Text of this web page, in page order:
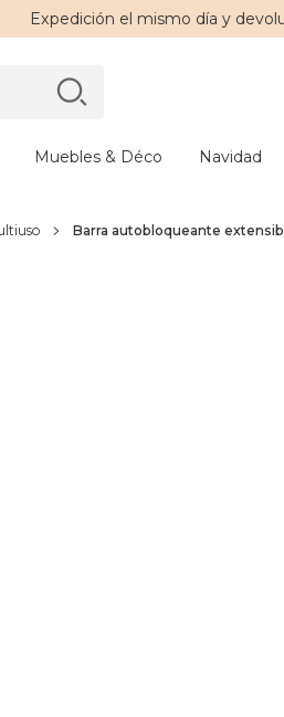
Expedición el mismo día y
Muebles & Déco Navidad
Barra autobloqueante